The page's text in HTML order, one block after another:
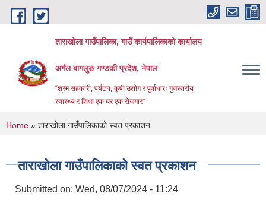
Skip to main content
ताराखोला गाउँपालिका, गाउँ कार्यपालिकाको कार्यालय
अर्गल बागलुङ गण्डकी प्रदेश, नेपाल
“श्रम सहकारी, पर्यटन, कृषी उद्योग र पुर्वाधारः गुणस्तरीय
स्वास्थ्य र शिक्षा एक घर एक रोजगार”
You are here
Home » ताराखोला गाउँपालिकाको स्वत प्रकाशन
ताराखोला गाउँपालिकाको स्वत प्रकाशन
Submitted on: Wed, 08/07/2024 - 11:24